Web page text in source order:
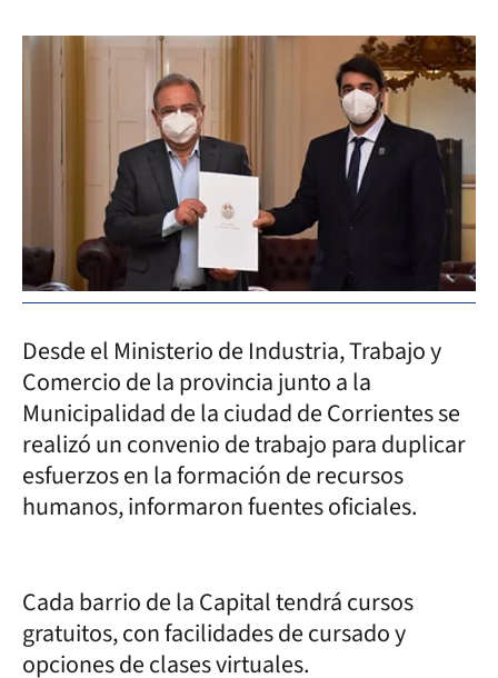
Desde el Ministerio de Industria, Trabajo y
Comercio de la provincia junto a la
Municipalidad de la ciudad de Corrientes se
realizó un convenio de trabajo para duplicar
esfuerzos en la formación de recursos
humanos, informaron fuentes oficiales.
Cada barrio de la Capital tendrá cursos
gratuitos, con facilidades de cursado y
opciones de clases virtuales.